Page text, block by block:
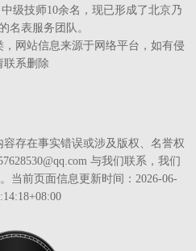
级技师10余名，现已形成了北京乃
名表服务团队。
网站信息来源于网络平台，如有侵
联系删除
存在事实错误或涉及版权、名誉权
与我们联系，我们
当前页面信息更新时间：2026-06-